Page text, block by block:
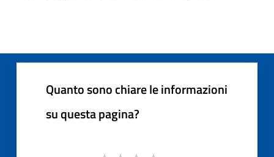
Quanto sono chiare le informazioni
su questa pagina?